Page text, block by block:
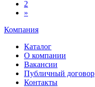
2
»
Компания
Каталог
О компании
Вакансии
Публичный договор
Контакты